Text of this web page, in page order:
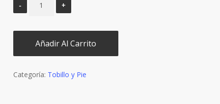
Añadir Al Carrito
Categoría: Tobillo y Pie